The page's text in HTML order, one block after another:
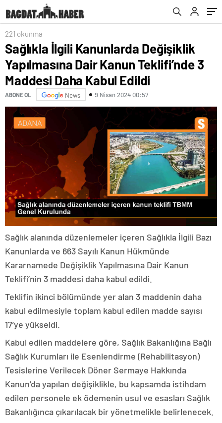
Maddesi Daha Kabul Edildi
221 okunma
Sağlıkla İlgili Kanunlarda Değişiklik
Yapılmasına Dair Kanun Teklifi’nde 3
Maddesi Daha Kabul Edildi
ABONE OL News 9 Nisan 2024 00:57
Sağlık alanında düzenlemeler içeren Sağlıkla İlgili Bazı
Kanunlarda ve 663 Sayılı Kanun Hükmünde
Kararnamede Değişiklik Yapılmasına Dair Kanun
Teklifi’nin 3 maddesi daha kabul edildi.
Teklifin ikinci bölümünde yer alan 3 maddenin daha
kabul edilmesiyle toplam kabul edilen madde sayısı
17’ye yükseldi.
Kabul edilen maddelere göre, Sağlık Bakanlığına Bağlı
Sağlık Kurumları ile Esenlendirme (Rehabilitasyon)
Tesislerine Verilecek Döner Sermaye Hakkında
Kanun’da yapılan değişiklikle, bu kapsamda istihdam
edilen personele ek ödemenin usul ve esasları Sağlık
Bakanlığınca çıkarılacak bir yönetmelikle belirlenecek.